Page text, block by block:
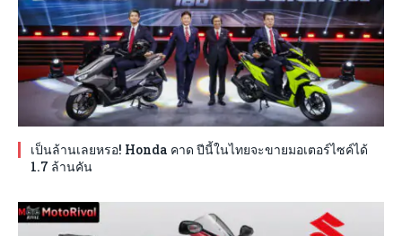
เป็นล้านเลยหรอ! Honda คาด ปีนี้ในไทยจะขายมอเตอร์ไซค์ได้
1.7 ล้านคัน